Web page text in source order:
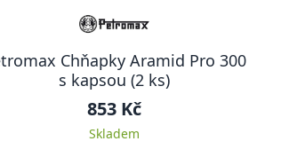
Chňapky Aramid Pro 300
s kapsou (2 ks)
853 Kč
Skladem